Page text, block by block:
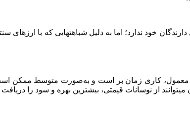
خود ندارد؛ اما به دلیل شباهت­هایی که با
از نوسانات قیمتی، بیشترین بهره و سود را دریافت